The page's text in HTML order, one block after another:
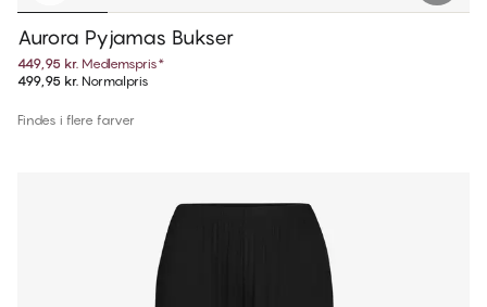
Aurora Pyjamas Bukser
449,95 kr. Medlemspris*
499,95 kr. Normalpris
Findes i flere farver